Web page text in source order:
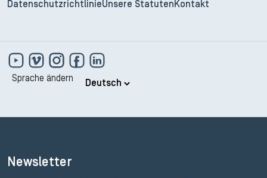
DatenschutzrichtlinieUnsere Statuten Kontakt
Sprache ändern
Newsletter